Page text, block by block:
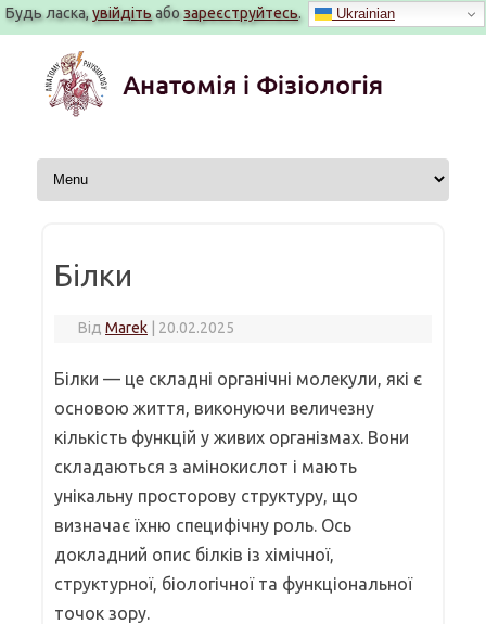
Будь ласка,увійдітьабозареєструйтесь.
вмісту
Білки
Від Marek 20.02.2025
Білки — це складні органічні молекули, які є
основою життя, виконуючи величезну
кількість функцій у живих організмах. Вони
складаються з амінокислот і мають
унікальну просторову структуру, що
визначає їхню специфічну роль. Ось
докладний опис білків із хімічної,
структурної, біологічної та функціональної
точок зору.
Ukrainian